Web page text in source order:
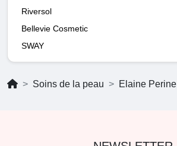
Riversol
Bellevie Cosmetic
SWAY
Soins de la peau Elaine Perine